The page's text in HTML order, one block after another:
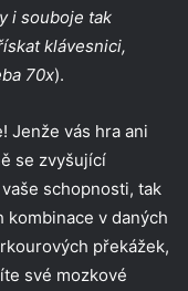
i souboje tak
klávesnici,
70x).
Jenže vás hra ani
se zvyšující
schopnosti, tak
v daných
překážek,
své mozkové